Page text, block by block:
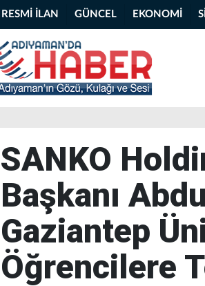
RESMİ İLAN GÜNCEL EKONOMİ
SANKO
Başkanı
Gaziantep
Öğrencilere